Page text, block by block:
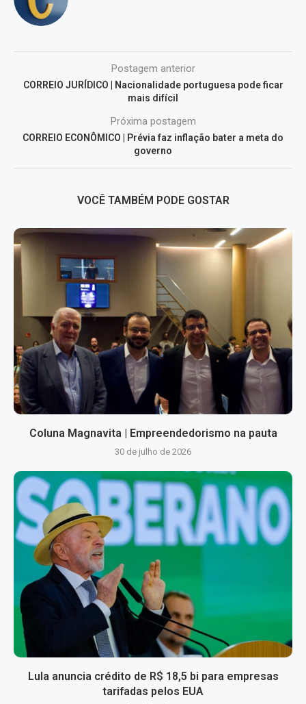
Postagem anterior
CORREIO JURÍDICO | Nacionalidade portuguesa pode ficar
mais difícil
Próxima postagem
CORREIO ECONÔMICO | Prévia faz inflação bater a meta do
governo
VOCÊ TAMBÉM PODE GOSTAR
Coluna Magnavita | Empreendedorismo na pauta
30 de julho de 2026
Lula anuncia crédito de R$ 18,5 bi para empresas
tarifadas pelos EUA